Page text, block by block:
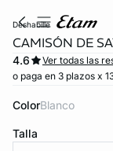
deshabille
CAMISÓN DE
4.6
Ver todas las
o paga en 3 plazos x
Color blanco
Talla